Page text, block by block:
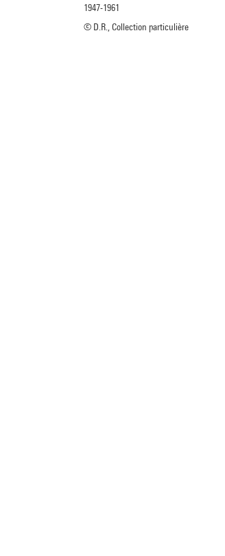
1947-1961
© D.R., Collection particulière